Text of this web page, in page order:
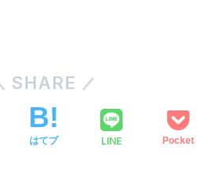
SHARE
はてブ LINE Pocket